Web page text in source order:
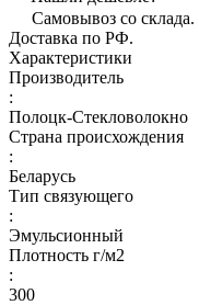
Самовывоз со склада.
Доставка по РФ.
Характеристики
Производитель
:
Полоцк-Стекловолокно
Страна происхождения
:
Беларусь
Тип связующего
:
Эмульсионный
Плотность г/м2
:
300